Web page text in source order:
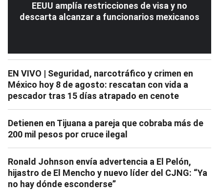
EEUU amplía restricciones de visa y no
descarta alcanzar a funcionarios mexicanos
EN VIVO | Seguridad, narcotráfico y crimen en
México hoy 8 de agosto: rescatan con vida a
pescador tras 15 días atrapado en cenote
Detienen en Tijuana a pareja que cobraba más de
200 mil pesos por cruce ilegal
Ronald Johnson envía advertencia a El Pelón,
hijastro de El Mencho y nuevo líder del CJNG: “Ya
no hay dónde esconderse”